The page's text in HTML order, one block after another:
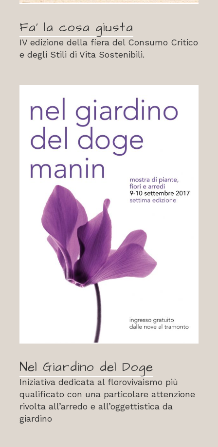
Fa’ la cosa giusta
IV edizione della fiera del Consumo Critico
e degli Stili di Vita Sostenibili.
Nel Giardino del Doge
Iniziativa dedicata al florovivaismo più
qualificato con una particolare attenzione
rivolta all’arredo e all’oggettistica da
giardino